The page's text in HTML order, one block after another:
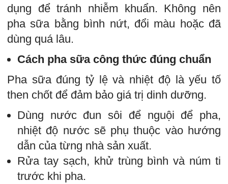
dụng để tránh nhiễm khuẩn. Không nên
pha sữa bằng bình nứt, đổi màu hoặc đã
dùng quá lâu.
Cách pha sữa công thức đúng chuẩn
Pha sữa đúng tỷ lệ và nhiệt độ là yếu tố
then chốt để đảm bảo giá trị dinh dưỡng.
Dùng nước đun sôi để nguội để pha,
nhiệt độ nước sẽ phụ thuộc vào hướng
dẫn của từng nhà sản xuất.
Rửa tay sạch, khử trùng bình và núm ti
trước khi pha.